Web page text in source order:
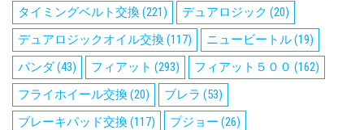
タイミングベルト交換(221) デュアロジック (20)
デュアロジックオイル交換(117) ニュービートル(19)
パンダ(43) フィアット (293) フィアット５００ (162)
フライホイール交換(20) ブレラ (53)
ブレーキパッド交換(117) プジョー (26)